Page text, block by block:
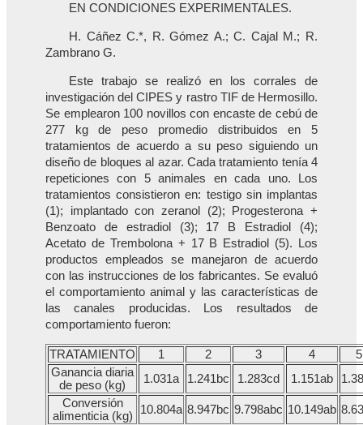
EN CONDICIONES EXPERIMENTALES.
H. Cáñez C.*, R. Gómez A.; C. Cajal M.; R.
Zambrano G.
Este trabajo se realizó en los corrales de
investigación del CIPES y rastro TIF de Hermosillo.
Se emplearon 100 novillos con encaste de cebú de
277 kg de peso promedio distribuidos en 5
tratamientos de acuerdo a su peso siguiendo un
diseño de bloques al azar. Cada tratamiento tenía 4
repeticiones con 5 animales en cada uno. Los
tratamientos consistieron en: testigo sin implantas
(1); implantado con zeranol (2); Progesterona +
Benzoato de estradiol (3); 17 B Estradiol (4);
Acetato de Trembolona + 17 B Estradiol (5). Los
productos empleados se manejaron de acuerdo
con las instrucciones de los fabricantes. Se evaluó
el comportamiento animal y las características de
las canales producidas. Los resultados de
comportamiento fueron:
TRATAMIENTO 1 2 3 4
5
Ganancia diaria
de peso (kg)
1.031a 1.241bc 1.283cd 1.151ab
Conversión
alimenticia (kg)
10.804a 8.947bc 9.798abc 10.149ab